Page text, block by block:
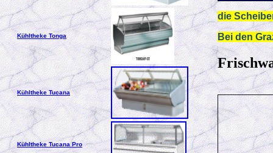
Kühltheke Tonga
Kühltheke Tucana
Kühltheke Tucana Pro
die
Bei den